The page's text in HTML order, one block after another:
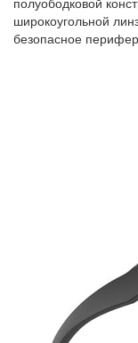
широкоугольной
безопасное